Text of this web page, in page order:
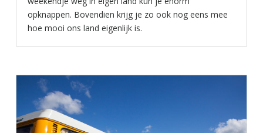
opknappen. Bovendien krijg je zo ook nog eens mee
hoe mooi ons land eigenlijk is.